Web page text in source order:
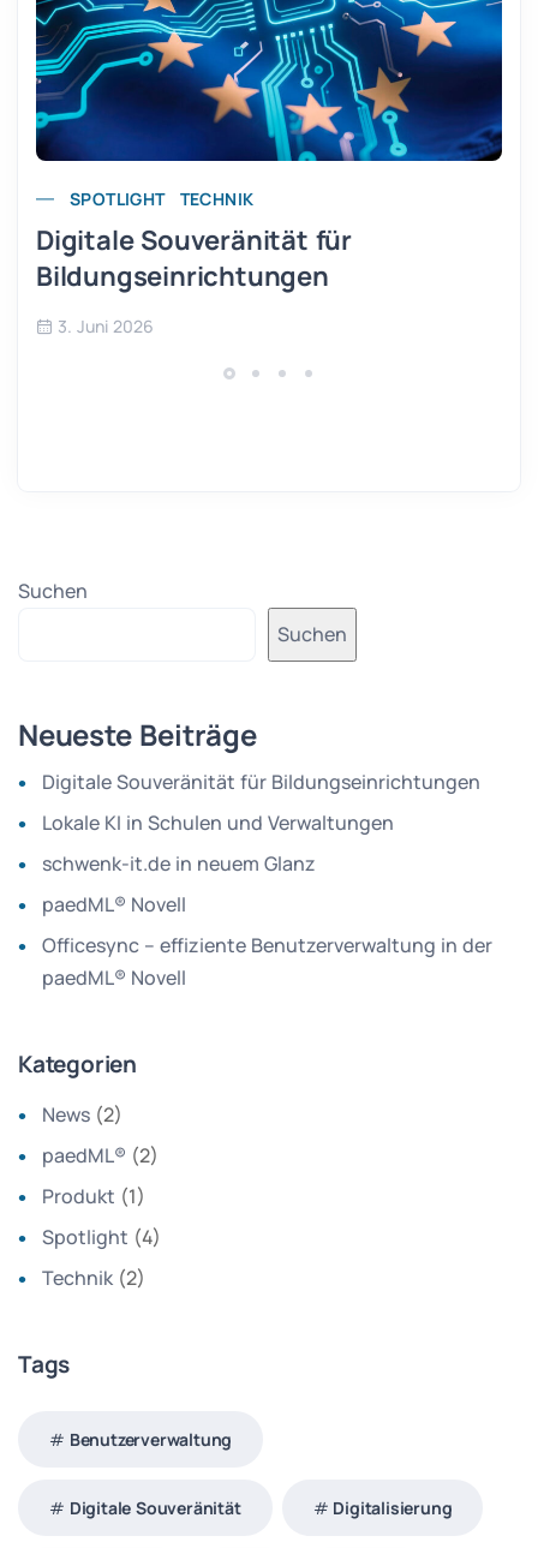
SPOTLIGHT TECHNIK
Digitale Souveränität für
Bildungseinrichtungen
3. Juni 2026
Suchen
Suchen
Neueste Beiträge
Digitale Souveränität für Bildungseinrichtungen
Lokale KI in Schulen und Verwaltungen
schwenk-it.de in neuem Glanz
paedML® Novell
Officesync – effiziente Benutzerverwaltung in der
paedML® Novell
Kategorien
News (2)
paedML® (2)
Produkt (1)
Spotlight (4)
Technik (2)
Tags
Benutzerverwaltung
Digitale Souveränität Digitalisierung